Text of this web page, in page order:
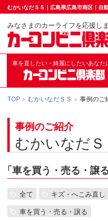
むかいなだＳＳ｜広島県広島市南区｜自
みなさまのカーライフを応援し
車を直したい・綺麗にしたいあなた
TOP むかいなだＳＳ 事例のご
事例のご紹介
むかいなだＳ
「車を買う・売る・譲
全て キズ・へこみ直し
車を買う・売る・譲る